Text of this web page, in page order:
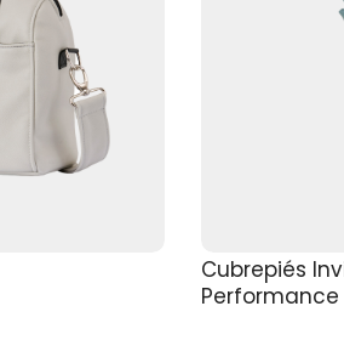
Cubrepiés
Performance